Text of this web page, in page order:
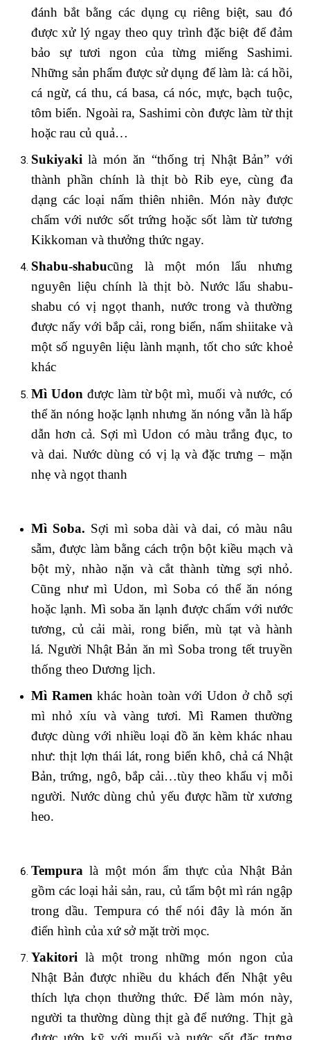
đánh bắt bằng các dụng cụ riêng biệt, sau đó
được xử lý ngay theo quy trình đặc biệt để đảm
bảo sự tươi ngon của từng miếng Sashimi.
Những sản phẩm được sử dụng để làm là: cá hồi,
cá ngừ, cá thu, cá basa, cá nóc, mực, bạch tuộc,
tôm biển. Ngoài ra, Sashimi còn được làm từ thịt
hoặc rau củ quả…
Sukiyaki là món ăn “thống trị Nhật Bản” với
thành phần chính là thịt bò Rib eye, cùng đa
dạng các loại nấm thiên nhiên. Món này được
chấm với nước sốt trứng hoặc sốt làm từ tương
Kikkoman và thưởng thức ngay.
Shabu-shabucũng là một món lẩu nhưng
nguyên liệu chính là thịt bò. Nước lẩu shabu-
shabu có vị ngọt thanh, nước trong và thường
được nấy với bắp cải, rong biển, nấm shiitake và
một số nguyên liệu lành mạnh, tốt cho sức khoẻ
khác
Mì Udon được làm từ bột mì, muối và nước, có
thể ăn nóng hoặc lạnh nhưng ăn nóng vẫn là hấp
dẫn hơn cả. Sợi mì Udon có màu trắng đục, to
và dai. Nước dùng có vị lạ và đặc trưng – mặn
nhẹ và ngọt thanh
Mì Soba. Sợi mì soba dài và dai, có màu nâu
sẫm, được làm bằng cách trộn bột kiều mạch và
bột mỳ, nhào nặn và cắt thành từng sợi nhỏ.
Cũng như mì Udon, mì Soba có thể ăn nóng
hoặc lạnh. Mì soba ăn lạnh được chấm với nước
tương, củ cải mài, rong biển, mù tạt và hành
lá. Người Nhật Bản ăn mì Soba trong tết truyền
thống theo Dương lịch.
Mì Ramen khác hoàn toàn với Udon ở chỗ sợi
mì nhỏ xíu và vàng tươi. Mì Ramen thường
được dùng với nhiều loại đồ ăn kèm khác nhau
như: thịt lợn thái lát, rong biển khô, chả cá Nhật
Bản, trứng, ngô, bắp cải…tùy theo khẩu vị mỗi
người. Nước dùng chủ yếu được hầm từ xương
heo.
Tempura là một món ẩm thực của Nhật Bản
gồm các loại hải sản, rau, củ tẩm bột mì rán ngập
trong dầu. Tempura có thể nói đây là món ăn
điển hình của xứ sở mặt trời mọc.
Yakitori là một trong những món ngon của
Nhật Bản được nhiều du khách đến Nhật yêu
thích lựa chọn thưởng thức. Để làm món này,
người ta thường dùng thịt gà để nướng. Thịt gà